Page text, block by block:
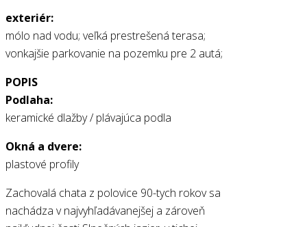
exteriér:
mólo nad vodu; veľká prestrešená terasa;
vonkajšie parkovanie na pozemku pre 2 autá;
POPIS
Podlaha:
keramické dlažby / plávajúca podla
Okná a dvere:
plastové profily
Zachovalá chata z polovice 90-tych rokov sa
nachádza v najvyhľadávanejšej a zároveň